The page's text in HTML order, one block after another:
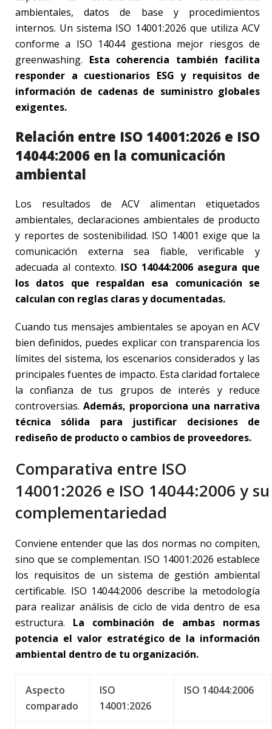
ambientales, datos de base y procedimientos
internos. Un sistema ISO 14001:2026 que utiliza ACV
conforme a ISO 14044 gestiona mejor riesgos de
greenwashing. Esta coherencia también facilita
responder a cuestionarios ESG y requisitos de
información de cadenas de suministro globales
exigentes.
Relación entre ISO 14001:2026 e ISO
14044:2006 en la comunicación
ambiental
Los resultados de ACV alimentan etiquetados
ambientales, declaraciones ambientales de producto
y reportes de sostenibilidad. ISO 14001 exige que la
comunicación externa sea fiable, verificable y
adecuada al contexto. ISO 14044:2006 asegura que
los datos que respaldan esa comunicación se
calculan con reglas claras y documentadas.
Cuando tus mensajes ambientales se apoyan en ACV
bien definidos, puedes explicar con transparencia los
límites del sistema, los escenarios considerados y las
principales fuentes de impacto. Esta claridad fortalece
la confianza de tus grupos de interés y reduce
controversias. Además, proporciona una narrativa
técnica sólida para justificar decisiones de
rediseño de producto o cambios de proveedores.
Comparativa entre ISO
14001:2026 e ISO 14044:2006 y su
complementariedad
Conviene entender que las dos normas no compiten,
sino que se complementan. ISO 14001:2026 establece
los requisitos de un sistema de gestión ambiental
certificable. ISO 14044:2006 describe la metodología
para realizar análisis de ciclo de vida dentro de esa
estructura. La combinación de ambas normas
potencia el valor estratégico de la información
ambiental dentro de tu organización.
Aspecto
comparado
ISO
14001:2026
ISO 14044:2006